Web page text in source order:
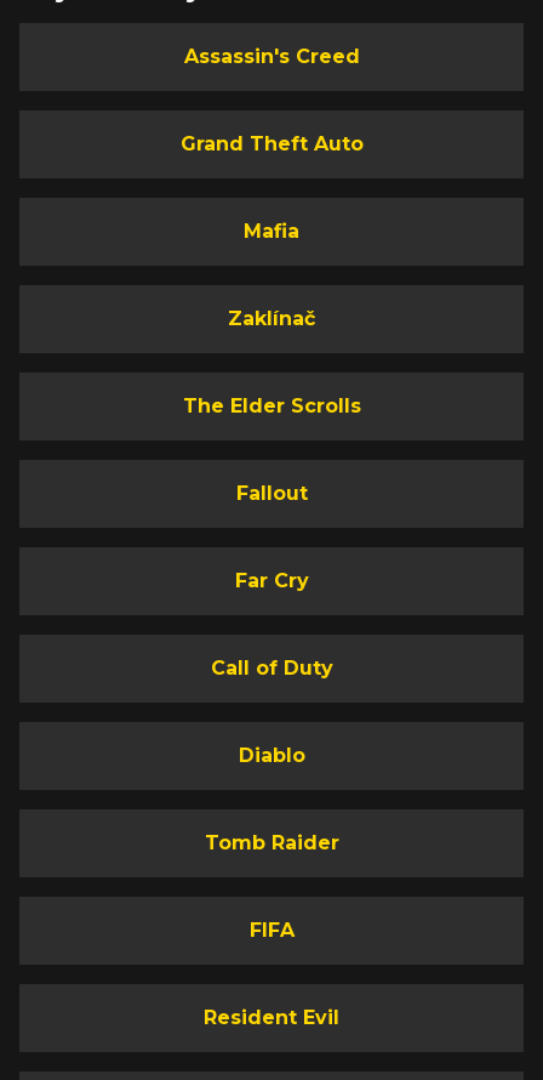
Assassin's Creed
Grand Theft Auto
Mafia
Zaklínač
The Elder Scrolls
Fallout
Far Cry
Call of Duty
Diablo
Tomb Raider
FIFA
Resident Evil